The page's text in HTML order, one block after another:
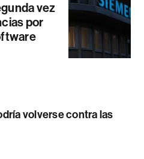
vez
por
volverse contra las